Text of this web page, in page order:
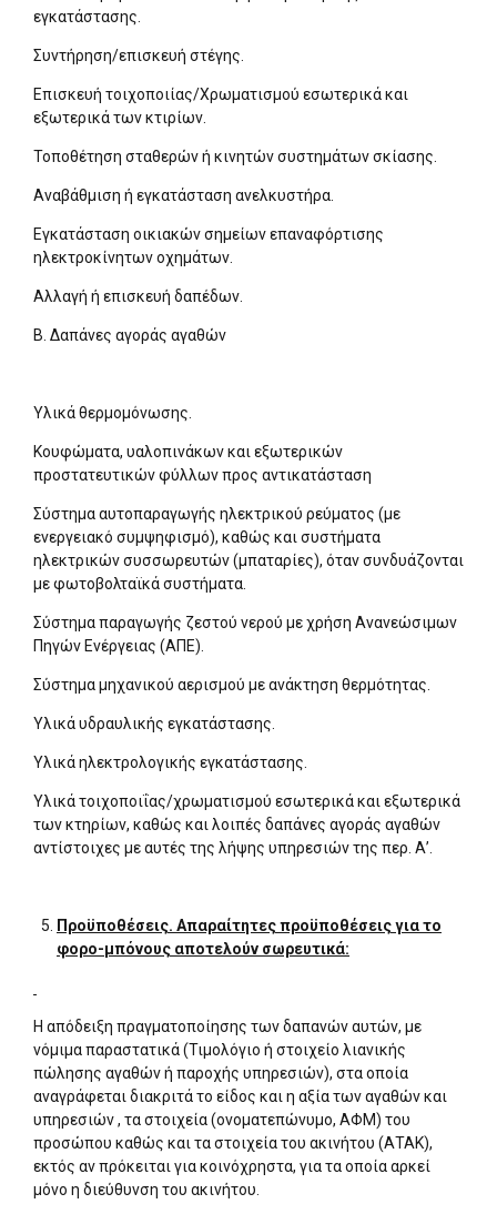
εγκατάστασης.
Συντήρηση/επισκευή στέγης.
Επισκευή τοιχοποιίας/Χρωματισμού εσωτερικά και
εξωτερικά των κτιρίων.
Τοποθέτηση σταθερών ή κινητών συστημάτων σκίασης.
Αναβάθμιση ή εγκατάσταση ανελκυστήρα.
Εγκατάσταση οικιακών σημείων επαναφόρτισης
ηλεκτροκίνητων οχημάτων.
Αλλαγή ή επισκευή δαπέδων.
Β. Δαπάνες αγοράς αγαθών
Υλικά θερμομόνωσης.
Κουφώματα, υαλοπινάκων και εξωτερικών
προστατευτικών φύλλων προς αντικατάσταση
Σύστημα αυτοπαραγωγής ηλεκτρικού ρεύματος (με
ενεργειακό συμψηφισμό), καθώς και συστήματα
ηλεκτρικών συσσωρευτών (μπαταρίες), όταν συνδυάζονται
με φωτοβολταϊκά συστήματα.
Σύστημα παραγωγής ζεστού νερού με χρήση Ανανεώσιμων
Πηγών Ενέργειας (ΑΠΕ).
Σύστημα μηχανικού αερισμού με ανάκτηση θερμότητας.
Υλικά υδραυλικής εγκατάστασης.
Υλικά ηλεκτρολογικής εγκατάστασης.
Υλικά τοιχοποιΐας/χρωματισμού εσωτερικά και εξωτερικά
των κτηρίων, καθώς και λοιπές δαπάνες αγοράς αγαθών
αντίστοιχες με αυτές της λήψης υπηρεσιών της περ. Α’.
Προϋποθέσεις. Απαραίτητες προϋποθέσεις για το
φορο-μπόνους αποτελούν σωρευτικά:
Η απόδειξη πραγματοποίησης των δαπανών αυτών, με
νόμιμα παραστατικά (Τιμολόγιο ή στοιχείο λιανικής
πώλησης αγαθών ή παροχής υπηρεσιών), στα οποία
αναγράφεται διακριτά το είδος και η αξία των αγαθών και
υπηρεσιών , τα στοιχεία (ονοματεπώνυμο, ΑΦΜ) του
προσώπου καθώς και τα στοιχεία του ακινήτου (ΑΤΑΚ),
εκτός αν πρόκειται για κοινόχρηστα, για τα οποία αρκεί
μόνο η διεύθυνση του ακινήτου.